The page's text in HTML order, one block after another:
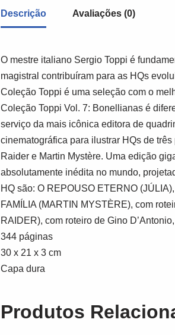
Descrição Avaliações (0)
O mestre italiano Sergio Toppi é
magistral contribuíram para as HQs
Coleção Toppi é uma seleção com o
Coleção Toppi Vol. 7: Bonellianas é
serviço da mais icônica editora de
cinematográfica para ilustrar HQs de
Raider e Martin Mystère. Uma edição
absolutamente inédita no mundo,
HQ são: O REPOUSO ETERNO
FAMÍLIA (MARTIN MYSTÈRE), com
RAIDER), com roteiro de Gino
344 páginas
30 x 21 x 3 cm
Capa dura
Produtos